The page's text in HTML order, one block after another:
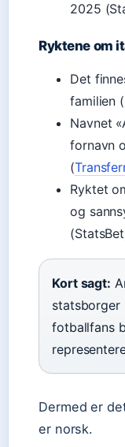
2025
Ryktene om
Det
familien
Navnet
fornavn
(
Ryktet
og
Kort sagt:
statsborger
fotballfans
Dermed er
er norsk.